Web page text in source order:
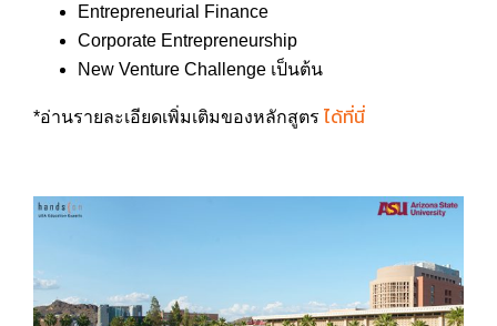
Entrepreneurial Finance
Corporate Entrepreneurship
New Venture Challenge เป็นต้น
*อ่านรายละเอียดเพิ่มเติมของหลักสูตร ได้ที่นี่